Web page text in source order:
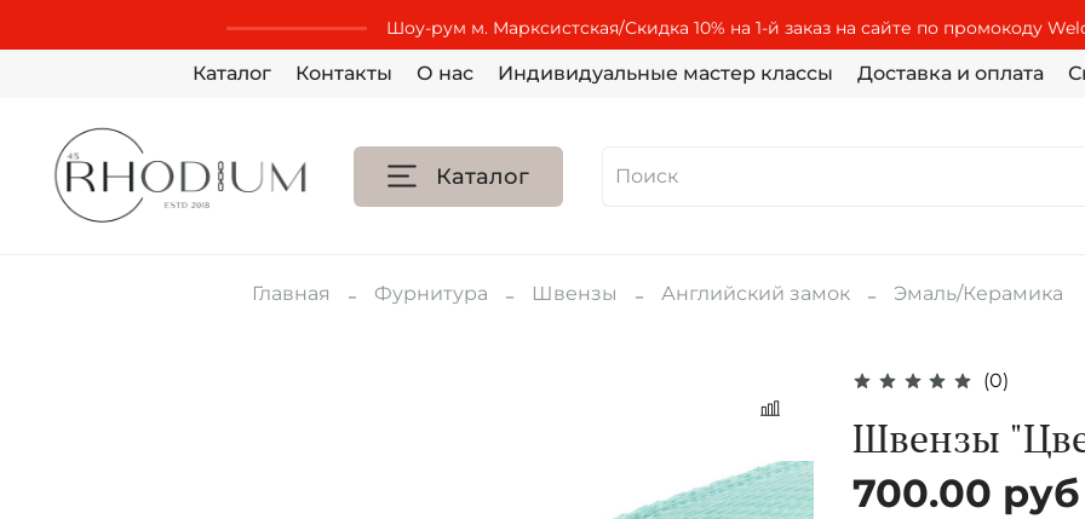
Шоу-рум м. Марксистская/Скидка 10% на 1-й заказ на сайте по промокоду
Каталог Контакты О нас Индивидуальные мастер классы Доставка и оплата
Каталог
Главная Фурнитура Швензы Английский замок Эмаль/Керамика
(0)
Швензы
700.00 руб